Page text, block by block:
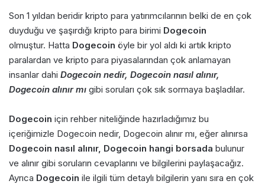
Son 1 yıldan beridir kripto para yatırımcılarının belki de en çok
duyduğu ve şaşırdığı kripto para birimi Dogecoin
olmuştur. Hatta Dogecoin öyle bir yol aldı ki artık kripto
paralardan ve kripto para piyasalarından çok anlamayan
insanlar dahi Dogecoin nedir, Dogecoin nasıl alınır,
Dogecoin alınır mı gibi soruları çok sık sormaya başladılar.
Dogecoin için rehber niteliğinde hazırladığımız bu
içeriğimizle Dogecoin nedir, Dogecoin alınır mı, eğer alınırsa
Dogecoin nasıl alınır, Dogecoin hangi borsada bulunur
ve alınır gibi soruların cevaplarını ve bilgilerini paylaşacağız.
Ayrıca Dogecoin ile ilgili tüm detaylı bilgilerin yanı sıra en çok